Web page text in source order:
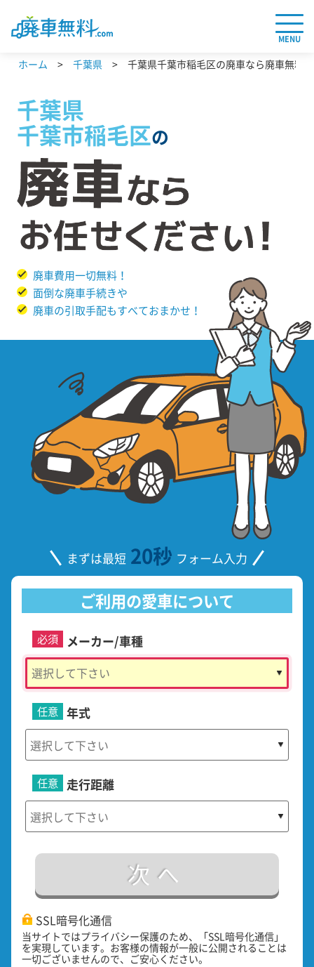
MENU
ホーム 千葉県 千葉県千葉市稲毛区の廃車なら廃車無料
千葉県
千葉市稲毛区の
廃車費用一切無料！
面倒な廃車手続きや
廃車の引取手配もすべておまかせ！
まずは最短 20秒 フォーム入力
ご利用の愛車について
メーカー/車種
必須
年式
任意
走行距離
任意
次へ
SSL暗号化通信
当サイトではプライバシー保護のため、「SSL暗号化通信」
を実現しています。お客様の情報が一般に公開されることは
一切ございませんので、ご安心ください。